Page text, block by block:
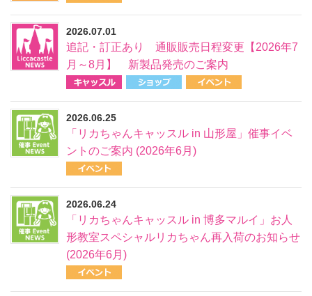
2026.07.01
追記・訂正あり 通販販売日程変更【2026年7
月～8月】 新製品発売のご案内
2026.06.25
「リカちゃんキャッスル in 山形屋」催事イベ
ントのご案内 (2026年6月)
2026.06.24
「リカちゃんキャッスル in 博多マルイ」お人
形教室スペシャルリカちゃん再入荷のお知らせ
(2026年6月)